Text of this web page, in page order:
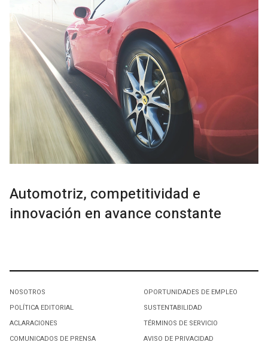
Automotriz, competitividad e
innovación en avance constante
NOSOTROS
POLÍTICA EDITORIAL
ACLARACIONES
COMUNICADOS DE PRENSA
OPORTUNIDADES DE EMPLEO
SUSTENTABILIDAD
TÉRMINOS DE SERVICIO
AVISO DE PRIVACIDAD